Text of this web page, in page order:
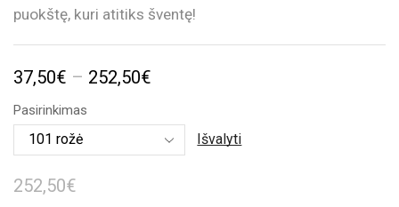
puokštę, kuri atitiks šventę!
37,50€ – 252,50€
37,50€
through
Pasirinkimas
Išvalyti
252,50€